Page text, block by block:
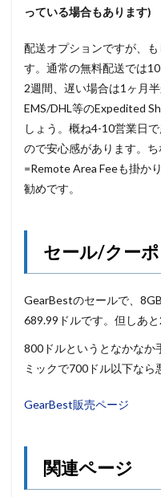
っている場合もあります)
配送オプションですが、
す。通常の無料配送では
2週間、遅い場合は1ヶ月
EMS/DHL等のExpedited
しょう。概ね4-10営業日
ので安心感があります。
=Remote Area Feeも掛か
勧めです。
セール/クー
GearBestのセールで、
689.99ドルです。但しあ
800ドルというとなかなか
ミックで700ドル以下なら
GearBest販売ページ
関連ページ